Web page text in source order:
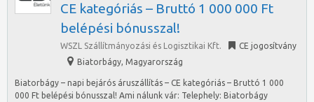
CE kategóriás – Bruttó 1 000 000 Ft
belépési bónusszal!
WSZL Szállítmányozási és Logisztikai Kft.
CE jogosítvány
Biatorbágy, Magyarország
Biatorbágy – napi bejárós áruszállítás – CE kategóriás – Bruttó 1 000
000 Ft belépési bónusszal! Ami nálunk vár: Telephely: Biatorbágy